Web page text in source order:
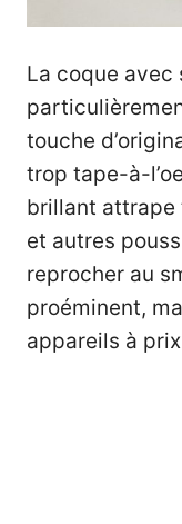
La coque
touche
trop tape-à-
brillant attrape
et autres
reprocher au
proéminent,
appareils à